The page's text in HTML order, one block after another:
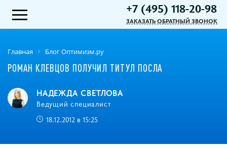
+7 (495) 118-20-98
ЗАКАЗАТЬ ОБРАТНЫЙ ЗВОНОК
Главная Блог Оптимизм.ру
РОМАН КЛЕВЦОВ ПОЛУЧИЛ ТИТУЛ ПОСЛА
НАДЕЖДА СВЕТЛОВА
Ведущий специалист
18.12.2012 в 15:25